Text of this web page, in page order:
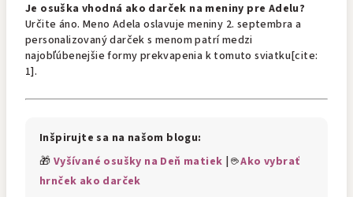
Je osuška vhodná ako darček na meniny pre Adelu?
Určite áno. Meno Adela oslavuje meniny 2. septembra a
personalizovaný darček s menom patrí medzi
najobľúbenejšie formy prekvapenia k tomuto sviatku[cite:
1].
Inšpirujte sa na našom blogu:
🎁 Vyšívané osušky na Deň matiek | ☕Ako vybrať
hrnček ako darček